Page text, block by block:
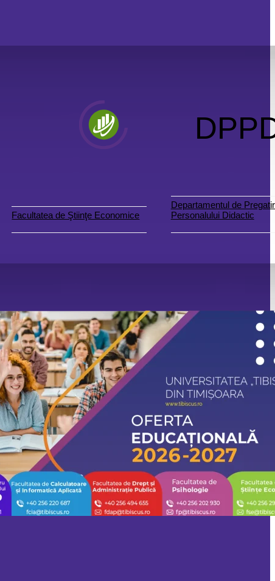
Facultatea de Ştiinţe Economice
Departamentul de
Personalului Didactic